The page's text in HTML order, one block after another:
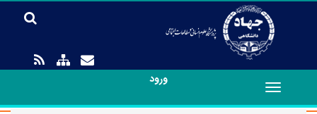
ورود
Toggle
navigation